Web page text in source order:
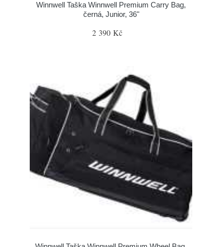
Winnwell Taška Winnwell Premium Carry Bag,
černá, Junior, 36"
2 390 Kč